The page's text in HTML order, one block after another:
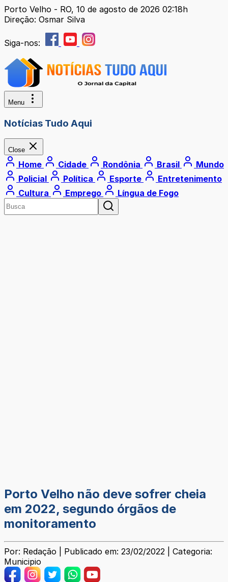
Porto Velho - RO, 10 de agosto de 2026 02:18h
Direção: Osmar Silva
Siga-nos:
Menu
Notícias Tudo Aqui
Close
Home Cidade Rondônia Brasil
Mundo
Policial
Política Esporte
Entretenimento
Cultura
Emprego Língua de Fogo
Porto Velho não deve sofrer cheia
em 2022, segundo órgãos de
monitoramento
Por: Redação | Publicado em: 23/02/2022 | Categoria:
Municipio